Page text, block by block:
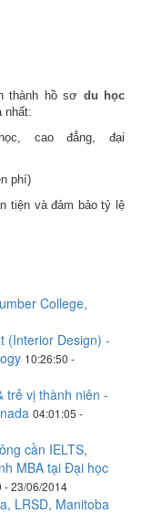
thành hồ sơ du học
nhất:
cao đẳng, đại
phí)
tiện và đảm bảo tỷ lệ
College,
(Interior Design) -
10:26:50 -
trẻ vị thành niên -
04:01:05 -
cần IELTS,
MBA tại Đại học
- 23/06/2014
LRSD, Manitoba